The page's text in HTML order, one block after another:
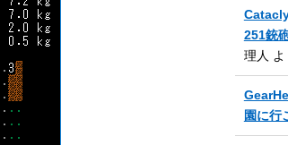
251銃
理人
よ
園に行